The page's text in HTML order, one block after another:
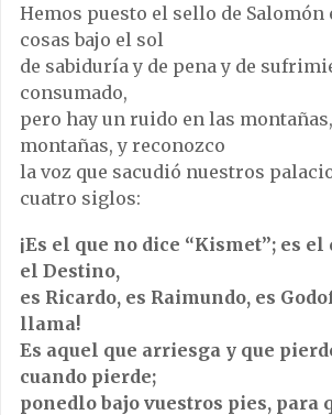
Hemos puesto el sello de Salomón
cosas bajo el sol
de sabiduría y de pena y de
consumado,
pero hay un ruido en las
montañas, y reconozco
la voz que sacudió nuestros
cuatro siglos:
¡Es el que no dice “Kismet”; es el
el Destino,
es Ricardo, es Raimundo, es
llama!
Es aquel que arriesga y que
cuando pierde;
ponedlo bajo vuestros pies, para